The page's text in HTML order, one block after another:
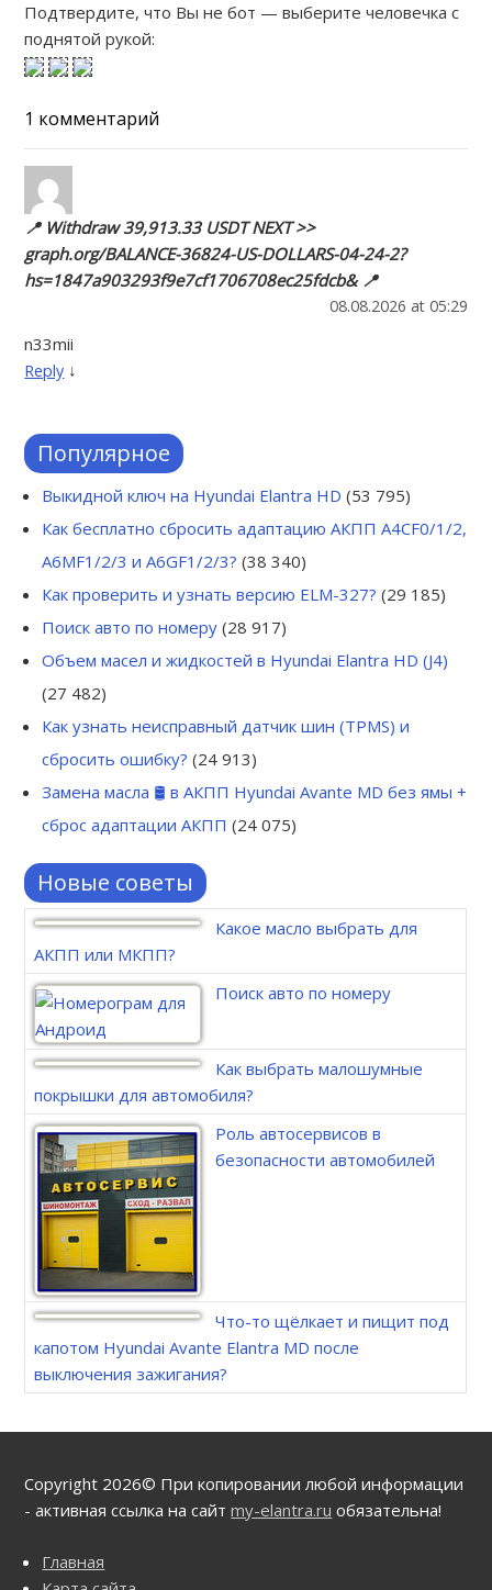
Подтвердите, что Вы не бот — выберите человечка с
поднятой рукой:
1 комментарий
📍 Withdraw 39,913.33 USDT NEXT >>
graph.org/BALANCE-36824-US-DOLLARS-04-24-2?
hs=1847a903293f9e7cf1706708ec25fdcb& 📍
08.08.2026 at 05:29
n33mii
Reply ↓
Популярное
Выкидной ключ на Hyundai Elantra HD (53 795)
Как бесплатно сбросить адаптацию АКПП A4CF0/1/2,
A6MF1/2/3 и A6GF1/2/3? (38 340)
Как проверить и узнать версию ELM-327? (29 185)
Поиск авто по номеру (28 917)
Объем масел и жидкостей в Hyundai Elantra HD (J4)
(27 482)
Как узнать неисправный датчик шин (TPMS) и
сбросить ошибку? (24 913)
Замена масла 🛢 в АКПП Hyundai Avante MD без ямы +
сброс адаптации АКПП (24 075)
Новые советы
Какое масло выбрать для
АКПП или МКПП?
Поиск авто по номеру
Как выбрать малошумные
покрышки для автомобиля?
Роль автосервисов в
безопасности автомобилей
Что-то щёлкает и пищит под
капотом Hyundai Avante Elantra MD после
выключения зажигания?
Copyright 2026© При копировании любой информации
- активная ссылка на сайтmy-elantra.ru обязательна!
Главная